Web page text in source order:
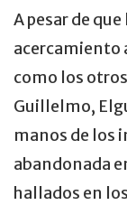
A pesar de
acercamiento
como los
Guillelmo,
manos de los
abandonada
hallados en